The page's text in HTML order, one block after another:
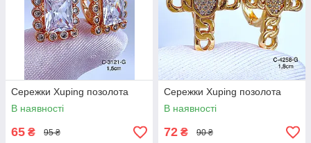
Сережки Xuping позолота
В наявності
65 ₴ 95 ₴
Сережки Xuping позолота
В наявності
72 ₴ 90 ₴